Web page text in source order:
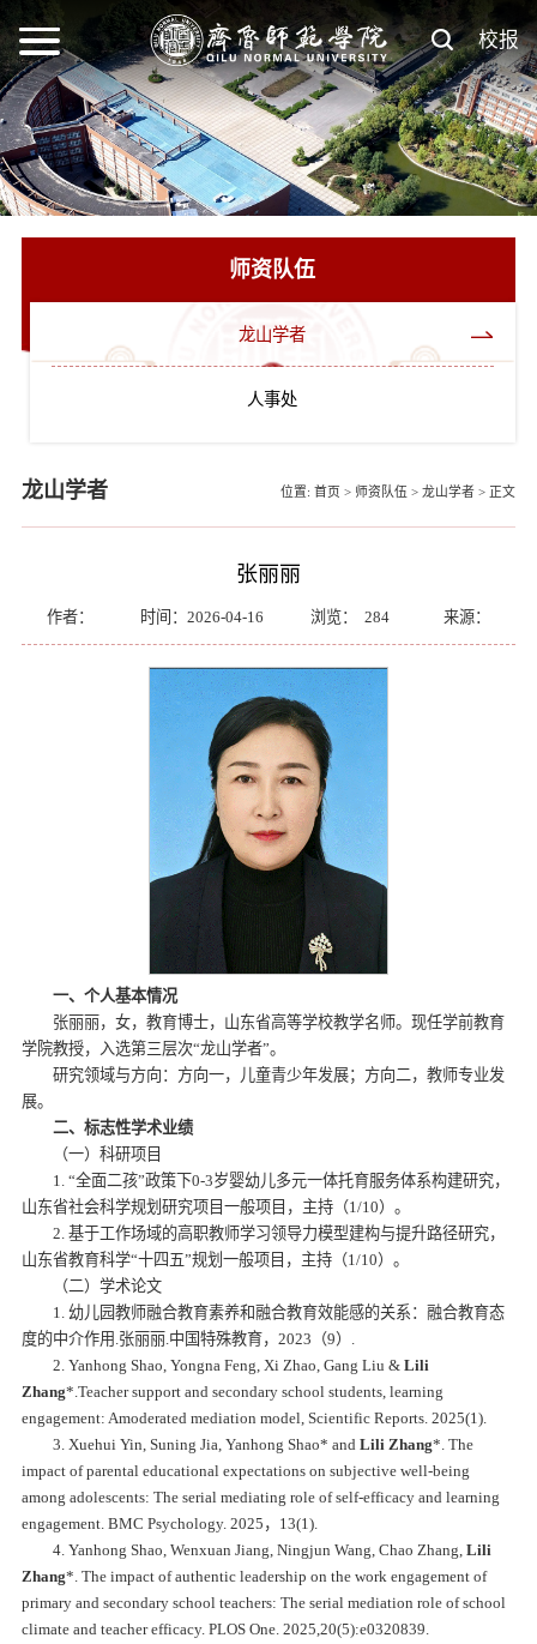
校报
师资队伍
龙山学者
人事处
龙山学者 位置: 首页 > 师资队伍 > 龙山学者 > 正文
张丽丽
作者： 时间：2026-04-16 浏览： 284 来源：
一、个人基本情况
张丽丽，女，教育博士，山东省高等学校教学名师。现任学前教育
学院教授，入选第三层次“龙山学者”。
研究领域与方向：方向一，儿童青少年发展；方向二，教师专业发
展。
二、标志性学术业绩
（一）科研项目
1. “全面二孩”政策下0-3岁婴幼儿多元一体托育服务体系构建研究，
山东省社会科学规划研究项目一般项目，主持（1/10）。
2. 基于工作场域的高职教师学习领导力模型建构与提升路径研究，
山东省教育科学“十四五”规划一般项目，主持（1/10）。
（二）学术论文
1. 幼儿园教师融合教育素养和融合教育效能感的关系：融合教育态
度的中介作用.张丽丽.中国特殊教育，2023（9）.
2. Yanhong Shao, Yongna Feng, Xi Zhao, Gang Liu &Lili
Zhang*.Teacher support and secondary school students, learning
engagement: Amoderated mediation model, Scientific Reports . 2025(1).
3. Xuehui Yin, Suning Jia, Yanhong Shao* andLili Zhang*. The
impact of parental educational expectations on subjective well-being
among adolescents: The serial mediating role of self-efficacy and learning
engagement. BMC Psychology. 2025，13(1).
4. Yanhong Shao, Wenxuan Jiang, Ningjun Wang, Chao Zhang,Lili
Zhang*. The impact of authentic leadership on the work engagement of
primary and secondary school teachers: The serial mediation role of school
climate and teacher efficacy. PLOS One. 2025,20(5):e0320839.